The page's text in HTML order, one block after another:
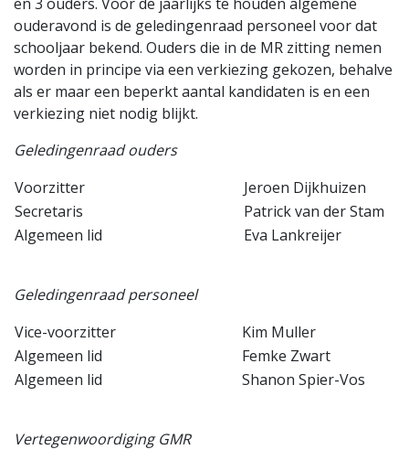
ouderavond is de geledingenraad personeel voor dat
schooljaar bekend. Ouders die in de MR zitting nemen
worden in principe via een verkiezing gekozen, behalve
als er maar een beperkt aantal kandidaten is en een
verkiezing niet nodig blijkt.
Geledingenraad ouders
Voorzitter
Jeroen Dijkhuizen
Secretaris
Patrick van der Stam
Algemeen lid
Eva Lankreijer
Geledingenraad personeel
Vice-voorzitter
Kim Muller
Algemeen lid
Femke Zwart
Algemeen lid
Shanon Spier-Vos
Vertegenwoordiging GMR